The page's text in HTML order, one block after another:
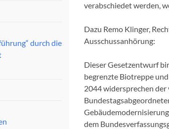
verabschiedet werden,
Dazu Remo Klinger,
Ausschussanhörung:
Dieser Gesetzentwurf
begrenzte Biotreppe
2044 widersprechen
dem
durch die